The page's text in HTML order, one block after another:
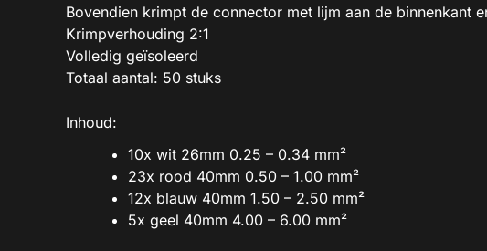
Bovendien krimpt de connector met lijm aan de binnenkant
Krimpverhouding 2:1
Volledig geïsoleerd
Totaal aantal: 50 stuks
Inhoud:
10x wit 26mm 0.25 – 0.34 mm²
23x rood 40mm 0.50 – 1.00 mm²
12x blauw 40mm 1.50 – 2.50 mm²
5x geel 40mm 4.00 – 6.00 mm²